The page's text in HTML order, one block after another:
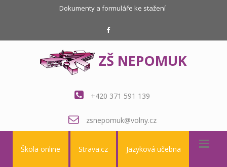
Dokumenty a formuláře ke stažení
ZŠ NEPOMUK
+420 371 591 139
zsnepomuk@volny.cz
Škola online Strava.cz Jazyková učebna